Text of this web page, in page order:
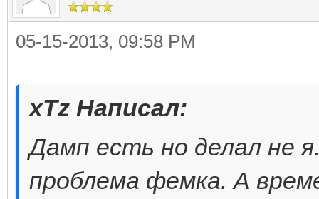
05-15-2013, 09:58 PM
xTz Написал:
Дамп есть но делал не
проблема фемка. А